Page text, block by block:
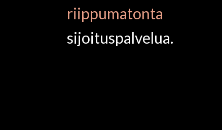
riippumatonta
sijoituspalvelua.